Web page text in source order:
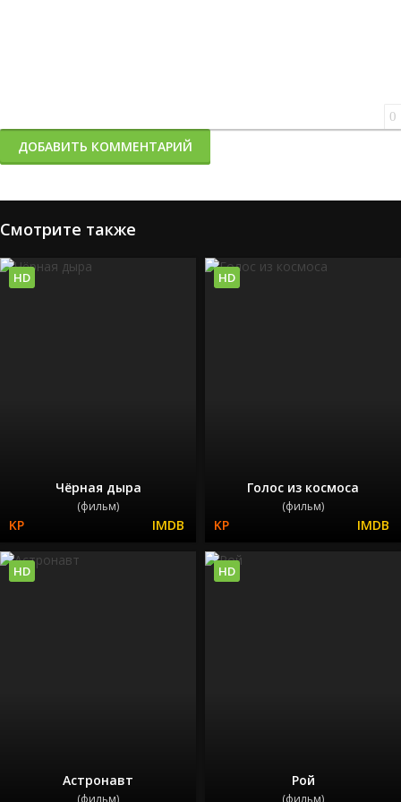
0
ДОБАВИТЬ КОММЕНТАРИЙ
Смотрите также
Чёрная дыра
(фильм)
HD
Голос из космоса
(фильм)
HD
Астронавт
(фильм)
HD
Рой
(фильм)
HD